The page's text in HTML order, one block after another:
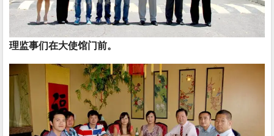
理监事们在大使馆门前。